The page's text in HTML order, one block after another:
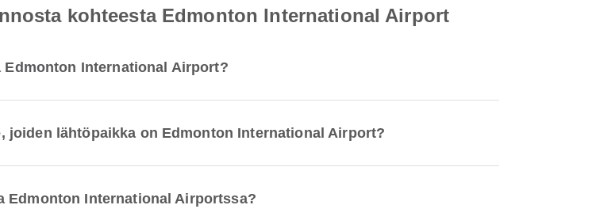
kohteesta Edmonton International Airport
Edmonton International Airport?
lähtöpaikka on Edmonton International Airport?
Edmonton International Airportssa?